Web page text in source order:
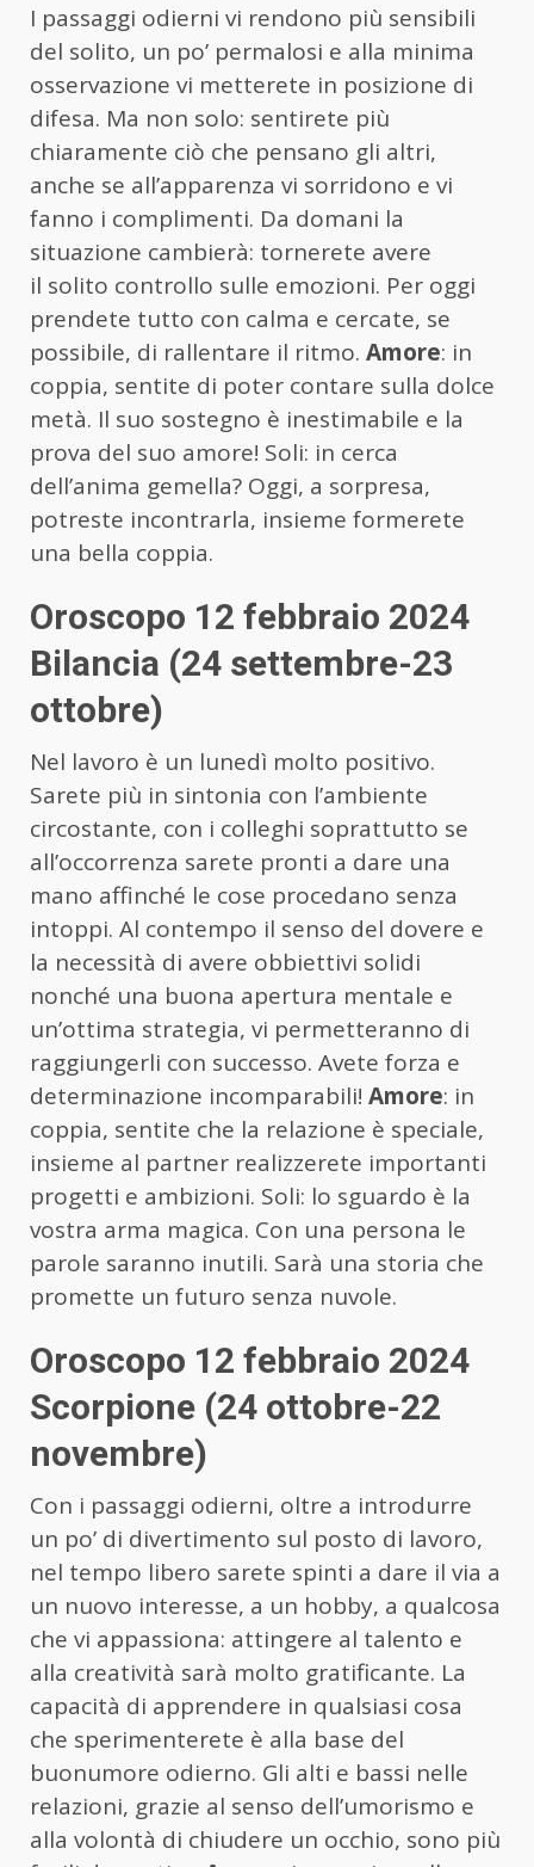
I passaggi odierni vi rendono più sensibili
del solito, un po’ permalosi e alla minima
osservazione vi metterete in posizione di
difesa. Ma non solo: sentirete più
chiaramente ciò che pensano gli altri,
anche se all’apparenza vi sorridono e vi
fanno i complimenti. Da domani la
situazione cambierà: tornerete avere
il solito controllo sulle emozioni. Per oggi
prendete tutto con calma e cercate, se
possibile, di rallentare il ritmo. Amore: in
coppia, sentite di poter contare sulla dolce
metà. Il suo sostegno è inestimabile e la
prova del suo amore! Soli: in cerca
dell’anima gemella? Oggi, a sorpresa,
potreste incontrarla, insieme formerete
una bella coppia.
Oroscopo 12 febbraio 2024
Bilancia (24 settembre-23
ottobre)
Nel lavoro è un lunedì molto positivo.
Sarete più in sintonia con l’ambiente
circostante, con i colleghi soprattutto se
all’occorrenza sarete pronti a dare una
mano affinché le cose procedano senza
intoppi. Al contempo il senso del dovere e
la necessità di avere obbiettivi solidi
nonché una buona apertura mentale e
un’ottima strategia, vi permetteranno di
raggiungerli con successo. Avete forza e
determinazione incomparabili! Amore: in
coppia, sentite che la relazione è speciale,
insieme al partner realizzerete importanti
progetti e ambizioni. Soli: lo sguardo è la
vostra arma magica. Con una persona le
parole saranno inutili. Sarà una storia che
promette un futuro senza nuvole.
Oroscopo 12 febbraio 2024
Scorpione (24 ottobre-22
novembre)
Con i passaggi odierni, oltre a introdurre
un po’ di divertimento sul posto di lavoro,
nel tempo libero sarete spinti a dare il via a
un nuovo interesse, a un hobby, a qualcosa
che vi appassiona: attingere al talento e
alla creatività sarà molto gratificante. La
capacità di apprendere in qualsiasi cosa
che sperimenterete è alla base del
buonumore odierno. Gli alti e bassi nelle
relazioni, grazie al senso dell’umorismo e
alla volontà di chiudere un occhio, sono più